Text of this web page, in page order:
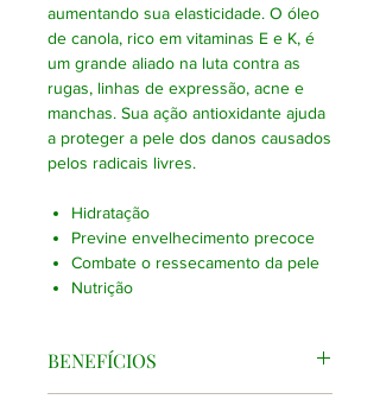
aumentando sua elasticidade. O óleo
de canola, rico em vitaminas E e K, é
um grande aliado na luta contra as
rugas, linhas de expressão, acne e
manchas. Sua ação antioxidante ajuda
a proteger a pele dos danos causados
​​pelos radicais livres.
Hidratação
Previne envelhecimento precoce
Combate o ressecamento da pele
Nutrição
BENEFÍCIOS